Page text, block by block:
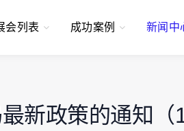
会列表 成功案例 新闻中
新政策的通知（